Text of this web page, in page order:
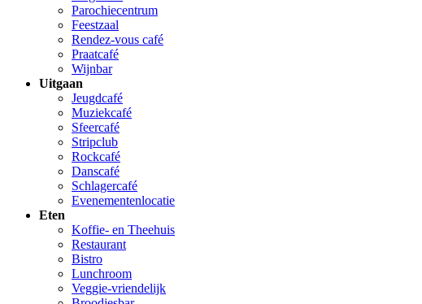
Parochiecentrum
Feestzaal
Rendez-vous café
Praatcafé
Wijnbar
Uitgaan
Jeugdcafé
Muziekcafé
Sfeercafé
Stripclub
Rockcafé
Danscafé
Schlagercafé
Evenementenlocatie
Eten
Koffie- en Theehuis
Restaurant
Bistro
Lunchroom
Veggie-vriendelijk